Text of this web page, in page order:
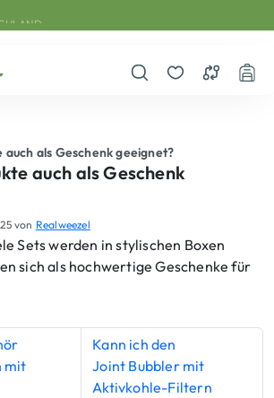
auch als Geschenk geeignet?
auch als Geschenk
von Realweezel
Sets werden in stylischen Boxen
sich als hochwertige Geschenke für
mit
Kann ich den
Joint Bubbler mit
Aktivkohle-Filtern